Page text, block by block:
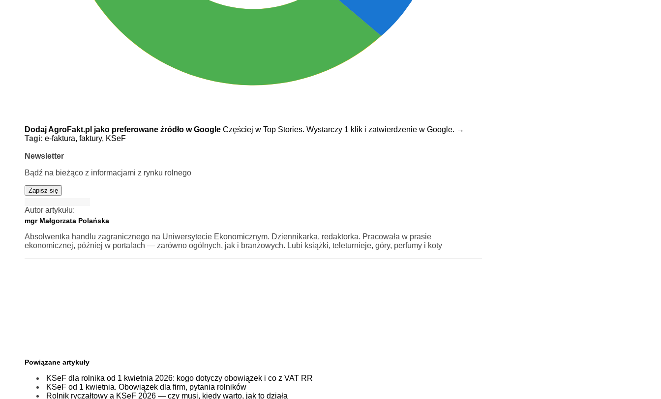
Dodaj AgroFakt.pl jako preferowane źródło w Google Częściej w Top Stories. Wystarczy 1 klik i zatwierdzenie w Google. →
Tagi: e-faktura, faktury, KSeF
Newsletter
Bądź na bieżąco z informacjami z rynku rolnego
Zapisz się
Autor artykułu:
mgr Małgorzata Polańska
Absolwentka handlu zagranicznego na Uniwersytecie Ekonomicznym. Dziennikarka, redaktorka. Pracowała w prasie
ekonomicznej, później w portalach — zarówno ogólnych, jak i branżowych. Lubi książki, teleturnieje, góry, perfumy i koty
Powiązane artykuły
KSeF dla rolnika od 1 kwietnia 2026: kogo dotyczy obowiązek i co z VAT RR
KSeF od 1 kwietnia. Obowiązek dla firm, pytania rolników
Rolnik ryczałtowy a KSeF 2026 — czy musi, kiedy warto, jak to działa